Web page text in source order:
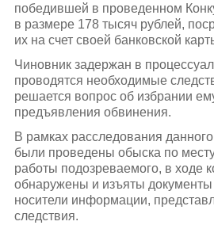
победившей в проведенном
в размере 178 тысяч рублей,
их на счет своей банковской
Чиновник задержан в
проводятся необходимые
решается вопрос об избрании
предъявления обвинения.
В рамках расследования
были проведены обыска по
работы подозреваемого, в ходе
обнаружены и изъяты
носители информации,
следствия.